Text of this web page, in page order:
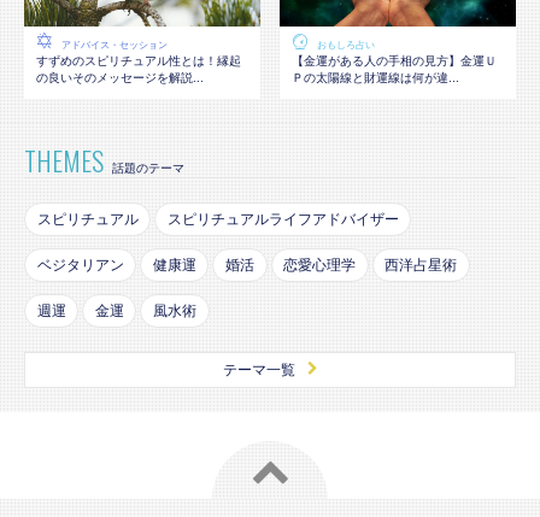
アドバイス・セッション
すずめのスピリチュアル性とは！縁起
の良いそのメッセージを解説...
おもしろ占い
【金運がある人の手相の見方】金運Ｕ
Ｐの太陽線と財運線は何が違...
THEMES 話題のテーマ
スピリチュアル スピリチュアルライフアドバイザー
ベジタリアン 健康運 婚活 恋愛心理学 西洋占星術
週運 金運 風水術
テーマ一覧